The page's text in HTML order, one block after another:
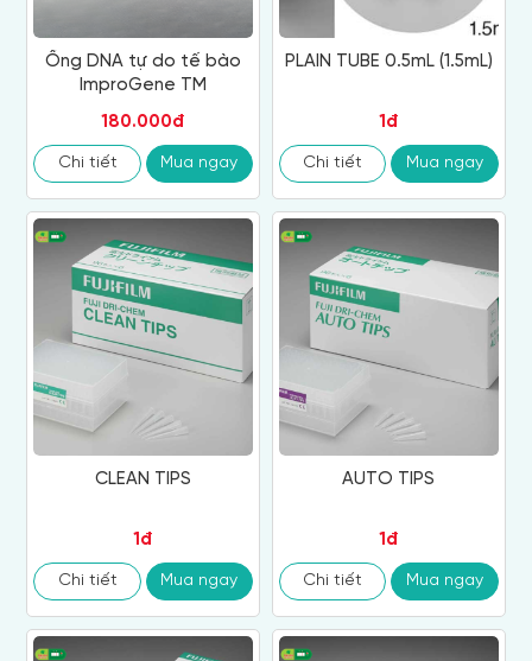
Ống DNA tự do tế bào
ImproGene TM
180.000đ
Chi tiết Mua ngay
PLAIN TUBE 0.5mL (1.5mL)
1đ
Chi tiết Mua ngay
CLEAN TIPS
1đ
Chi tiết Mua ngay
AUTO TIPS
1đ
Chi tiết Mua ngay